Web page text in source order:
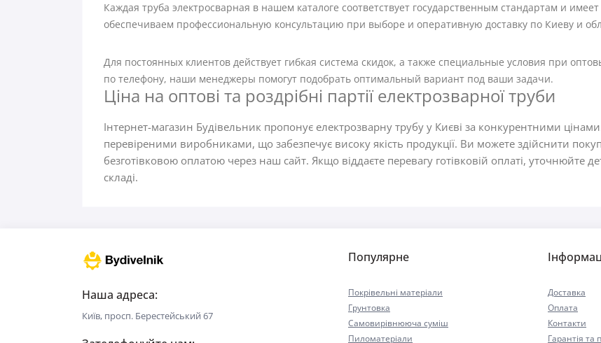
Каждая труба электросварная в нашем каталоге соответствует государственным стандартам и
обеспечиваем профессиональную консультацию при выборе и оперативную доставку по Киеву и
Для постоянных клиентов действует гибкая система скидок, а также специальные условия при
по телефону, наши менеджеры помогут подобрать оптимальный вариант под ваши задачи.
Ціна на оптові та роздрібні партії електрозварної труби
Інтернет-магазин Будівельник пропонує електрозварну трубу у Києві за конкурентними
перевіреними виробниками, що забезпечує високу якість продукції. Ви можете здійснити
безготівковою оплатою через наш сайт. Якщо віддаєте перевагу готівковій оплаті, уточнюйте
складі.
Наша адреса:
Київ, просп. Берестейський 67
Популярне
Покрівельні матеріали
Грунтовка
Самовирівнююча суміш
Пиломатеріали
Доставка
Оплата
Контакти
Гарантія та